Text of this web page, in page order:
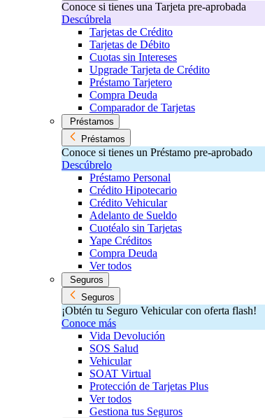
Conoce si tienes una Tarjeta pre-aprobada
Descúbrela
Tarjetas de Crédito
Tarjetas de Débito
Cuotas sin Intereses
Upgrade Tarjeta de Crédito
Préstamo Tarjetero
Compra Deuda
Comparador de Tarjetas
Préstamos
Préstamos
Conoce si tienes un Préstamo pre-aprobado
Descúbrelo
Préstamo Personal
Crédito Hipotecario
Crédito Vehicular
Adelanto de Sueldo
Cuotéalo sin Tarjetas
Yape Créditos
Compra Deuda
Ver todos
Seguros
Seguros
¡Obtén tu Seguro Vehicular con oferta flash!
Conoce más
Vida Devolución
SOS Salud
Vehicular
SOAT Virtual
Protección de Tarjetas Plus
Ver todos
Gestiona tus Seguros